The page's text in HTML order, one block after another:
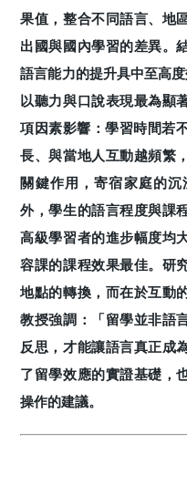
果值，整合不同語言、地
出國與國內學習的差異。
語言能力的提升具中至高
以聽力與口說表現最為顯
項因素影響：學習時間若
長、與當地人互動越頻繁
關鍵作用，寄宿家庭的
外，學生的語言程度與課
高級學習者的進步幅度均
容課的課程效果最佳。研
地點的轉換，而在於互動
教授強調：「留學並非語
反思，才能讓語言真正成
了留學效應的實證基礎，
操作的建議。